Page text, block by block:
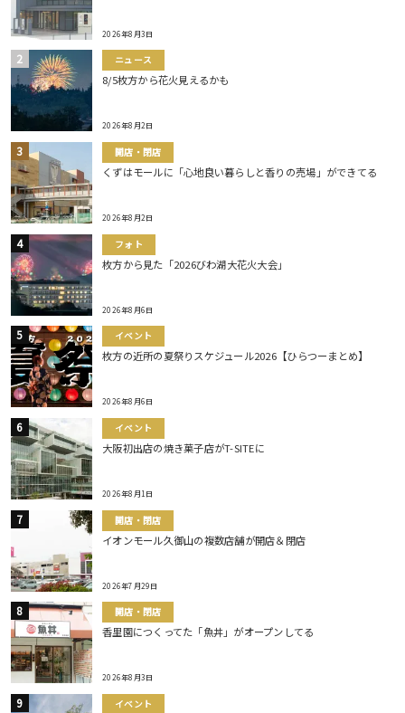
2026年8月3日
ニュース
8/5枚方から花火見えるかも
2026年8月2日
開店・閉店
くずはモールに「心地良い暮らしと香りの売場」ができてる
2026年8月2日
フォト
枚方から見た「2026びわ湖大花火大会」
2026年8月6日
イベント
枚方の近所の夏祭りスケジュール2026【ひらつーまとめ】
2026年8月6日
イベント
大阪初出店の焼き菓子店がT-SITEに
2026年8月1日
開店・閉店
イオンモール久御山の複数店舗が開店＆閉店
2026年7月29日
開店・閉店
香里園につくってた「魚丼」がオープンしてる
2026年8月3日
イベント